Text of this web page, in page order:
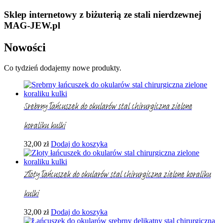
Sklep internetowy z biżuterią ze stali nierdzewnej
MAG-JEW.pl
Nowości
Co tydzień dodajemy nowe produkty.
Srebrny łańcuszek do okularów stal chirurgiczna zielone
koraliku kulki
32,00 zł Dodaj do koszyka
Złoty łańcuszek do okularów stal chirurgiczna zielone koraliku
kulki
32,00 zł Dodaj do koszyka